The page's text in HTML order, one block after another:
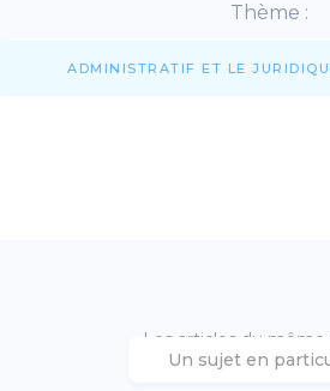
Thème :
ADMINISTRATIF ET LE
Les articles du